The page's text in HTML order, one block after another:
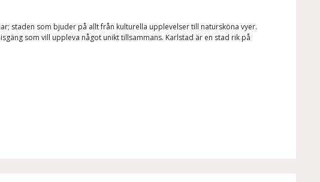
staden som bjuder på allt från kulturella upplevelser till natursköna vyer.
som vill uppleva något unikt tillsammans. Karlstad är en stad rik på